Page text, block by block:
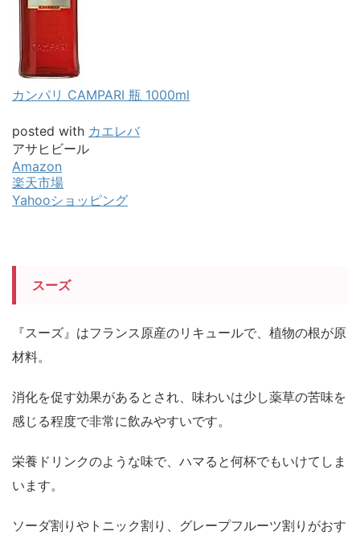
カンパリ CAMPARI 瓶 1000ml
posted with カエレバ
アサヒビール
Amazon
楽天市場
Yahooショッピング
スーズ
『スーズ』はフランス原産のリキュールで、植物の根が原
材料。
消化を促す効果があるとされ、味わいは少し薬草の苦味を
感じる程度で非常に飲みやすいです。
栄養ドリンクのような味で、ハマると何杯でもいけてしま
います。
ソーダ割りやトニック割り、グレープフルーツ割りがおす